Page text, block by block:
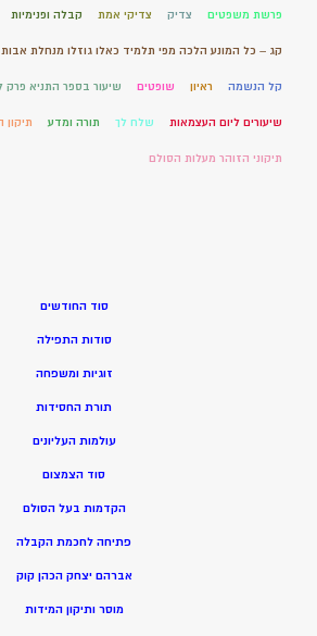
פרשת משפטים צדיק צדיקי אמת קבלה ופנימיות
קג – כל המונע הלכה מפי תלמיד כאלו גוזלו מנחלת אבות
קל הנשמה ראיון שופטים שיעור בספר התניא פרק
שיעורים ליום העצמאות שלח לך תורה ומדע תיקון
תיקוני הזוהר מעלות הסולם
סוד החודשים
סודות התפילה
זוגיות ומשפחה
תורת החסידות
עולמות העליונים
סוד הצמצום
הקדמות בעל הסולם
פתיחה לחכמת הקבלה
אברהם יצחק הכהן קוק
מוסר ותיקון המידות